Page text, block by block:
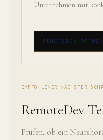
Unternehmen mit
REMOTEDEV
EMPFOHLENER NÄCHSTER
RemoteDev
Prüfen, ob ein